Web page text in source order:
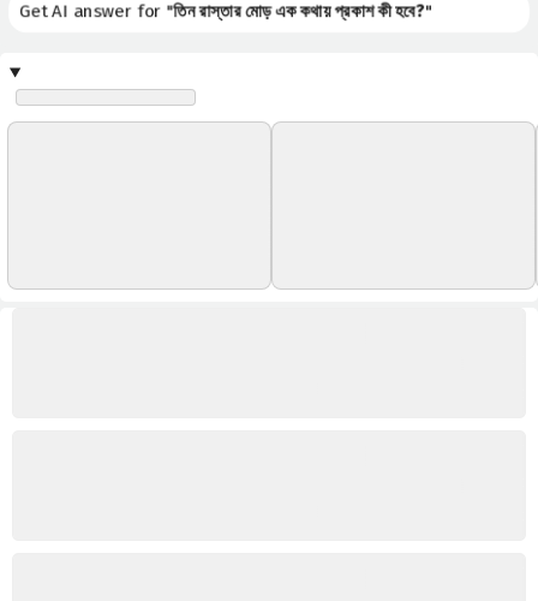
Get AI answer for "তিন রাস্তার মোড় এক কথায় প্রকাশ কী হবে?"